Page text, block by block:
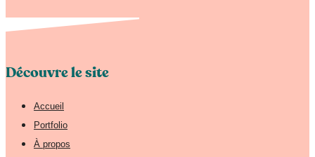
Découvre le site
Accueil
Portfolio
À propos